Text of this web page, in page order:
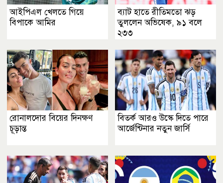
আইপিএল খেলতে গিয়ে
বিপাকে আমির
ব্যাট হাতে রীতিমতো ঝড়
তুললেন অভিষেক, ৯১ বলে
২৩৩
রোনালদোর বিয়ের দিনক্ষণ
চূড়ান্ত
বিতর্ক আরও উস্কে দিতে পারে
আর্জেন্টিনার নতুন জার্সি